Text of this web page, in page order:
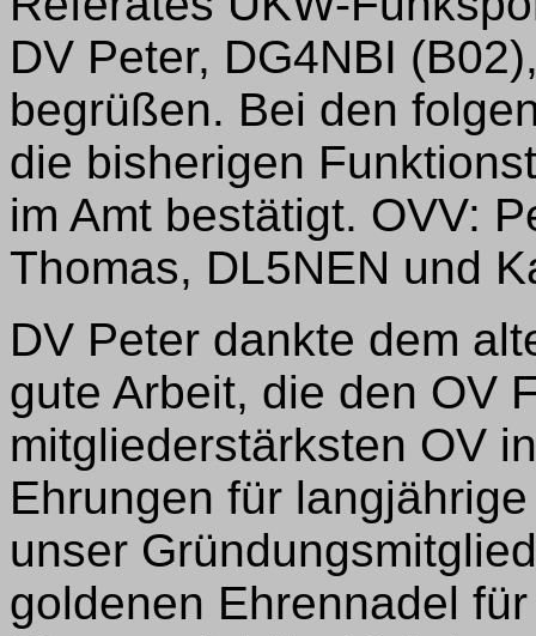
DV Peter, DG4NBI
begrüßen. Bei den
die bisherigen
im Amt bestätigt. OVV:
Thomas, DL5NEN und
DV Peter dankte dem
gute Arbeit, die den OV
mitgliederstärksten OV
Ehrungen für
unser
goldenen Ehrennadel